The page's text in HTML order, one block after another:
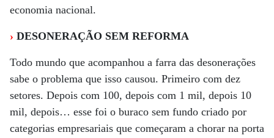
economia nacional.
› DESONERAÇÃO SEM REFORMA
Todo mundo que acompanhou a farra das desonerações
sabe o problema que isso causou. Primeiro com dez
setores. Depois com 100, depois com 1 mil, depois 10
mil, depois… esse foi o buraco sem fundo criado por
categorias empresariais que começaram a chorar na porta